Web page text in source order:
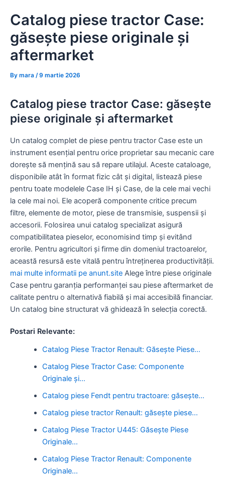
content
Catalog piese tractor Case:
găsește piese originale și
aftermarket
By mara /9 martie 2026
Catalog piese tractor Case: găsește
piese originale și aftermarket
Un catalog complet de piese pentru tractor Case este un
instrument esențial pentru orice proprietar sau mecanic care
dorește să mențină sau să repare utilajul. Aceste cataloage,
disponibile atât în format fizic cât și digital, listează piese
pentru toate modelele Case IH și Case, de la cele mai vechi
la cele mai noi. Ele acoperă componente critice precum
filtre, elemente de motor, piese de transmisie, suspensii și
accesorii. Folosirea unui catalog specializat asigură
compatibilitatea pieselor, economisind timp și evitând
erorile. Pentru agricultori și firme din domeniul tractoarelor,
această resursă este vitală pentru întreținerea productivității.
mai multe informatii pe anunt.site Alege între piese originale
Case pentru garanția performanței sau piese aftermarket de
calitate pentru o alternativă fiabilă și mai accesibilă financiar.
Un catalog bine structurat vă ghidează în selecția corectă.
Postari Relevante:
Catalog Piese Tractor Renault: Găsește Piese…
Catalog Piese Tractor Case: Componente
Originale și…
Catalog piese Fendt pentru tractoare: găsește…
Catalog piese tractor Renault: găsește piese…
Catalog Piese Tractor U445: Găsește Piese
Originale…
Catalog Piese Tractor Renault: Componente
Originale…